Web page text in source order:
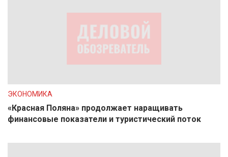
ЭКОНОМИКА
«Красная Поляна» продолжает наращивать
финансовые показатели и туристический поток